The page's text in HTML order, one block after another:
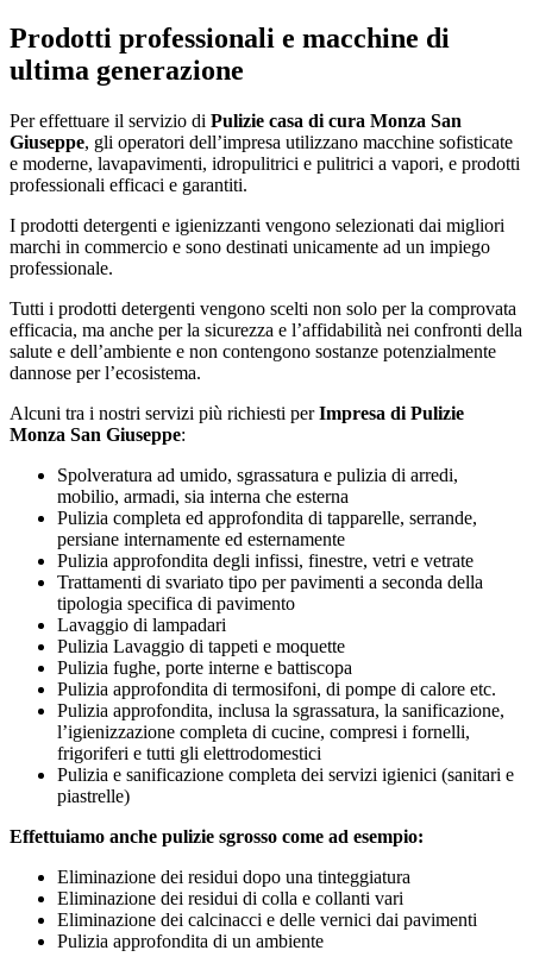
Prodotti professionali e macchine di
ultima generazione
Per effettuare il servizio di Pulizie casa di cura Monza San
Giuseppe, gli operatori dell’impresa utilizzano macchine sofisticate
e moderne, lavapavimenti, idropulitrici e pulitrici a vapori, e prodotti
professionali efficaci e garantiti.
I prodotti detergenti e igienizzanti vengono selezionati dai migliori
marchi in commercio e sono destinati unicamente ad un impiego
professionale.
Tutti i prodotti detergenti vengono scelti non solo per la comprovata
efficacia, ma anche per la sicurezza e l’affidabilità nei confronti della
salute e dell’ambiente e non contengono sostanze potenzialmente
dannose per l’ecosistema.
Alcuni tra i nostri servizi più richiesti perImpresa di Pulizie
Monza San Giuseppe:
Spolveratura ad umido, sgrassatura e pulizia di arredi,
mobilio, armadi, sia interna che esterna
Pulizia completa ed approfondita di tapparelle, serrande,
persiane internamente ed esternamente
Pulizia approfondita degli infissi, finestre, vetri e vetrate
Trattamenti di svariato tipo per pavimenti a seconda della
tipologia specifica di pavimento
Lavaggio di lampadari
Pulizia Lavaggio di tappeti e moquette
Pulizia fughe, porte interne e battiscopa
Pulizia approfondita di termosifoni, di pompe di calore etc.
Pulizia approfondita, inclusa la sgrassatura, la sanificazione,
l’igienizzazione completa di cucine, compresi i fornelli,
frigoriferi e tutti gli elettrodomestici
Pulizia e sanificazione completa dei servizi igienici (sanitari e
piastrelle)
Effettuiamo anche pulizie sgrosso come ad esempio:
Eliminazione dei residui dopo una tinteggiatura
Eliminazione dei residui di colla e collanti vari
Eliminazione dei calcinacci e delle vernici dai pavimenti
Pulizia approfondita di un ambiente